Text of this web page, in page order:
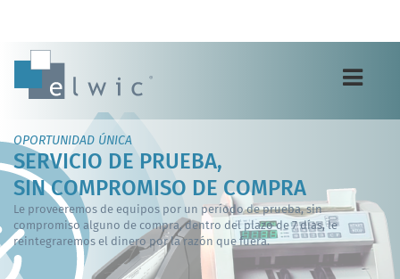
Toggle
navigation
OPORTUNIDAD ÚNICA
SERVICIO DE PRUEBA,
SIN COMPROMISO DE COMPRA
Le proveeremos de equipos por un período de prueba, sin
compromiso alguno de compra, dentro del plazo de 7 días, le
reintegraremos el dinero por la razón que fuera.